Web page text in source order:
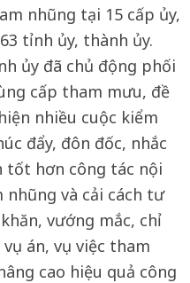
nhũng tại 15 cấp ủy,
tỉnh ủy, thành ủy.
ủy đã chủ động phối
cấp tham mưu, đề
nhiều cuộc kiểm
đẩy, đôn đốc, nhắc
tốt hơn công tác nội
và cải cách tư
vướng mắc, chỉ
án, vụ việc tham
cao hiệu quả công